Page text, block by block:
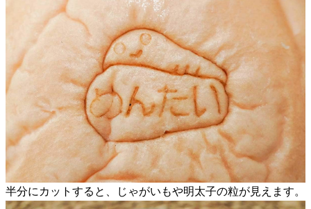
半分にカットすると、じゃがいもや明太子の粒が見えます。